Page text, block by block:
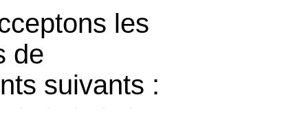
logo des Miami Heat est gravé
grâce à la technologie
de hêtre massif
que les
de créer une ambiance
les
de
suivants :